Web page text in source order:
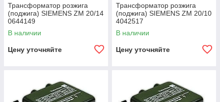
Трансформатор розжига
(поджига) SIEMENS ZM 20/14
0644149
В наличии
Цену уточняйте
Трансформатор розжига
(поджига) SIEMENS ZM 20/10
4042517
В наличии
Цену уточняйте